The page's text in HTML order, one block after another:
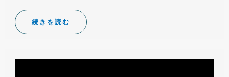
続きを読む